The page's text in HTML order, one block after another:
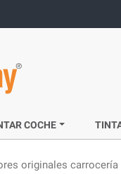
COCHE
originales carrocería